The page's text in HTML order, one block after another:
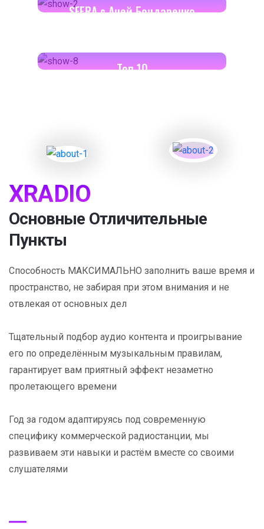
SFERA с Аней Бондаренко
Toп 10
XRADIO
Основные Отличительные
Пункты
Способность МАКСИМАЛЬНО заполнить ваше время и
пространство, не забирая при этом внимания и не
отвлекая от основных дел
Тщательный подбор аудио контента и проигрывание
его по определённым музыкальным правилам,
гарантирует вам приятный эффект незаметно
пролетающего времени
Год за годом адаптируясь под современную
специфику коммерческой радиостанции, мы
развиваем эти навыки и растём вместе со своими
слушателями